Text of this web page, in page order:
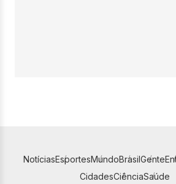
NotíciasEsportesMundoBrasilGente
CidadesCiênciaSaúde